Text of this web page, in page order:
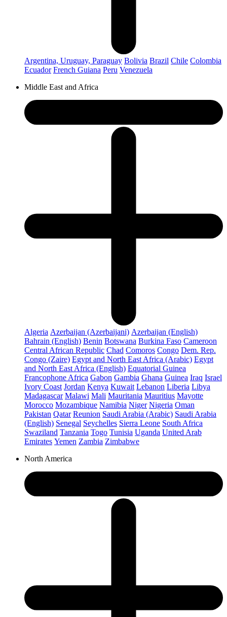
Argentina, Uruguay, Paraguay Bolivia Brazil Chile Colombia
Ecuador French Guiana Peru Venezuela
Middle East and Africa
Algeria Azerbaijan (Azerbaijani) Azerbaijan (English)
Bahrain (English) Benin Botswana Burkina Faso Cameroon
Central African Republic Chad Comoros Congo Dem. Rep.
Congo (Zaire) Egypt and North East Africa (Arabic) Egypt
and North East Africa (English) Equatorial Guinea
Francophone Africa Gabon Gambia Ghana Guinea Iraq Israel
Ivory Coast Jordan Kenya Kuwait Lebanon Liberia Libya
Madagascar Malawi Mali Mauritania Mauritius Mayotte
Morocco Mozambique Namibia Niger Nigeria Oman
Pakistan Qatar Reunion Saudi Arabia (Arabic) Saudi Arabia
(English) Senegal Seychelles Sierra Leone South Africa
Swaziland Tanzania Togo Tunisia Uganda United Arab
Emirates Yemen Zambia Zimbabwe
North America